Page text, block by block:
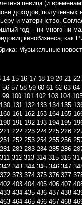
певица (и
доходов,
и материнство.
год – ни много ни
кинобизнеса, как
Музыкальные
14 15 16 17 18 19 20 21 22
56 57 58 59 60 61 62 63 64
99 100 101 102 103 104 105
130 131 132 133 134 135
160 161 162 163 164 165
190 191 192 193 194 195
221 222 223 224 225 226
251 252 253 254 255 256
281 282 283 284 285 286
311 312 313 314 315 316
342 343 344 345 346 347
372 373 374 375 376 377
402 403 404 405 406 407
433 434 435 436 437 438
463 464 465 466 467 468